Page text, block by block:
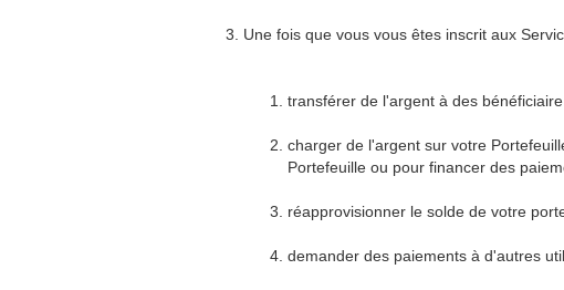
Une fois que vous vous êtes inscrit aux
transférer de l'argent à des
charger de l'argent sur votre
Portefeuille ou pour financer des
réapprovisionner le solde de votre
demander des paiements à d'autres